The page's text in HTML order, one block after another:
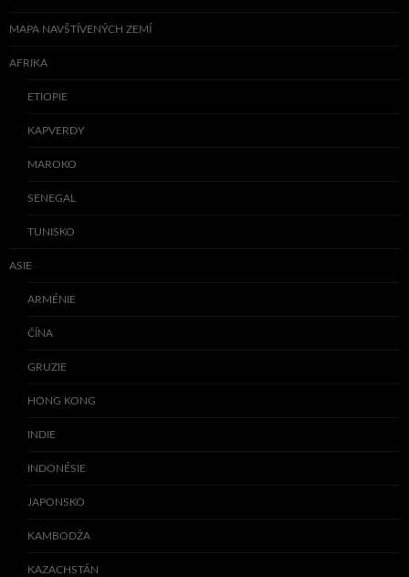
MAPA NAVŠTÍVENÝCH ZEMÍ
AFRIKA
ETIOPIE
KAPVERDY
MAROKO
SENEGAL
TUNISKO
ASIE
ARMÉNIE
ČÍNA
GRUZIE
HONG KONG
INDIE
INDONÉSIE
JAPONSKO
KAMBODŽA
KAZACHSTÁN